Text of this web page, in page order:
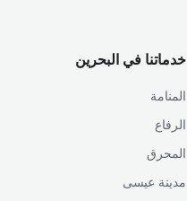
خدماتنا في البحرين
المنامة
الرفاع
المحرق
مدينة عيسى